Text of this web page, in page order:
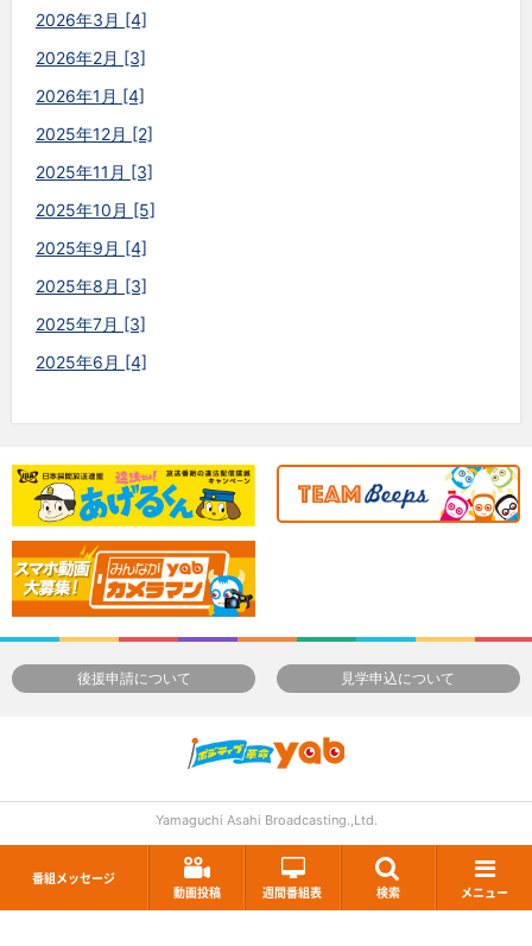
番組メッセージ
動画投稿
週間番組表 検索 メニュー
2026年3月 [4]
2026年2月 [3]
2026年1月 [4]
2025年12月 [2]
2025年11月 [3]
2025年10月 [5]
2025年9月 [4]
2025年8月 [3]
2025年7月 [3]
2025年6月 [4]
後援申請について 見学申込について
Yamaguchi Asahi Broadcasting.,Ltd.